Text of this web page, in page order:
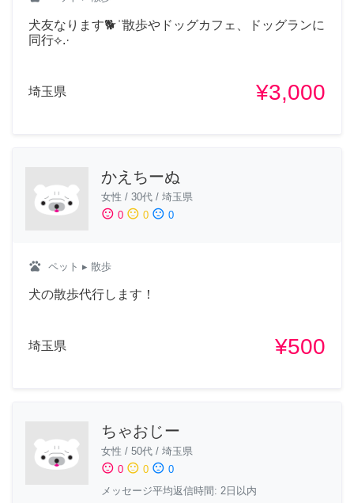
犬友なります🐕 ͗ ͗散歩やドッグカフェ、ドッグランに
同行⟡.·
埼玉県 ¥3,000
かえちーぬ
女性 / 30代 / 埼玉県
sentiment_satisfied 0 sentiment_neutral 0 sentiment_dissatisfied 0
pets ペット ▸ 散歩
犬の散歩代行します！
埼玉県 ¥500
ちゃおじー
女性 / 50代 / 埼玉県
sentiment_satisfied 0 sentiment_neutral 0 sentiment_dissatisfied 0
メッセージ平均返信時間: 2日以内